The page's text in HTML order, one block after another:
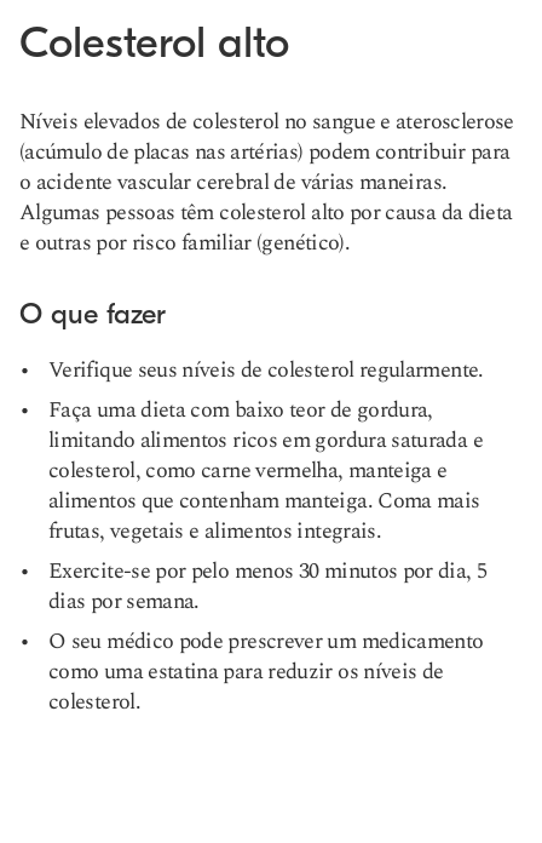
Colesterol alto
Níveis elevados de colesterol no sangue e aterosclerose
(acúmulo de placas nas artérias) podem contribuir para
o acidente vascular cerebral de várias maneiras.
Algumas pessoas têm colesterol alto por causa da dieta
e outras por risco familiar (genético).
O que fazer
Verifique seus níveis de colesterol regularmente.
Faça uma dieta com baixo teor de gordura,
limitando alimentos ricos em gordura saturada e
colesterol, como carne vermelha, manteiga e
alimentos que contenham manteiga. Coma mais
frutas, vegetais e alimentos integrais.
Exercite-se por pelo menos 30 minutos por dia, 5
dias por semana.
O seu médico pode prescrever um medicamento
como uma estatina para reduzir os níveis de
colesterol.